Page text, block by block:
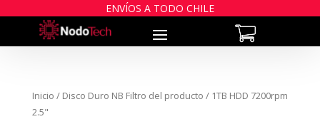
ENVÍOS A TODO CHILE
Inicio / Disco Duro NB Filtro del producto / 1TB HDD 7200rpm
2.5"